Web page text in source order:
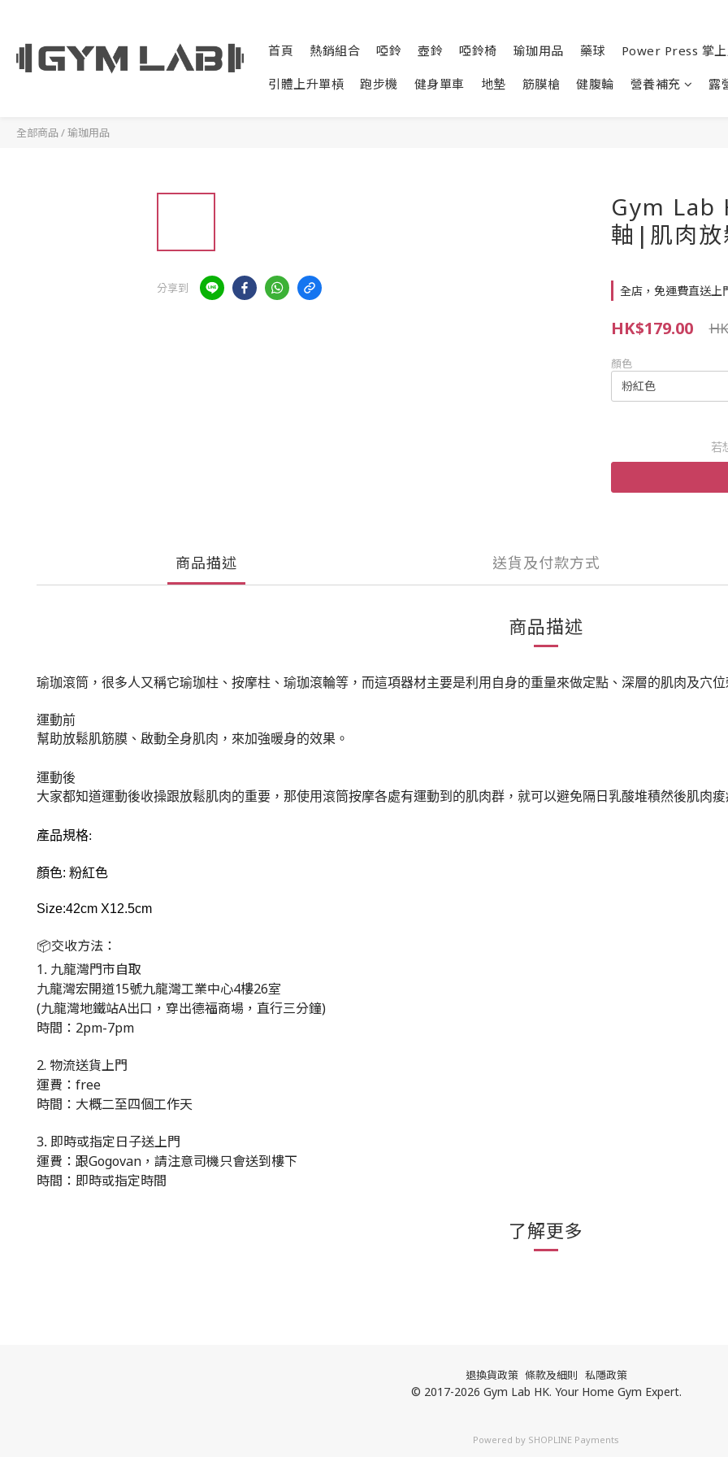
首頁 熱銷組合 啞鈴 壺鈴 啞鈴椅 瑜珈用品 藥球 Power Press 掌
引體上升單槓 跑步機 健身單車 地墊 筋膜槍 健腹輪 營養補充 露
全部商品 /瑜珈用品
分享到
Gym Lab
軸|肌肉放
全店，免運費直送上
HK$179.00
顏色
若
商品描述 送貨及付款方式
商品描述
瑜珈滾筒，很多人又稱它瑜珈柱、按摩柱、瑜珈滾輪等，而這項器材主要是利用自身的重量來做定點、深層的肌肉及穴
運動前
幫助放鬆肌筋膜、啟動全身肌肉，來加強暖身的效果。
運動後
大家都知道運動後收操跟放鬆肌肉的重要，那使用滾筒按摩各處有運動到的肌肉群，就可以避免隔日乳酸堆積然後肌肉痠
產品規格:
顏色: 粉紅色
Size:42cm X12.5cm
📦交收方法：
1. 九龍灣門市自取
九龍灣宏開道15號九龍灣工業中心4樓26室
(九龍灣地鐵站A出口，穿出德福商場，直行三分鐘)
時間： 2pm-7pm
2. 物流送貨上門
運費： free
時間：大概二至四個工作天
3. 即時或指定日子送上門
運費：跟Gogovan ，請注意司機只會送到樓下
時間：即時或指定時間
了解更多
退換貨政策 條款及細則 私隱政策
© 2017-2026 Gym Lab HK. Your Home Gym Expert.
Powered by SHOPLINE Payments